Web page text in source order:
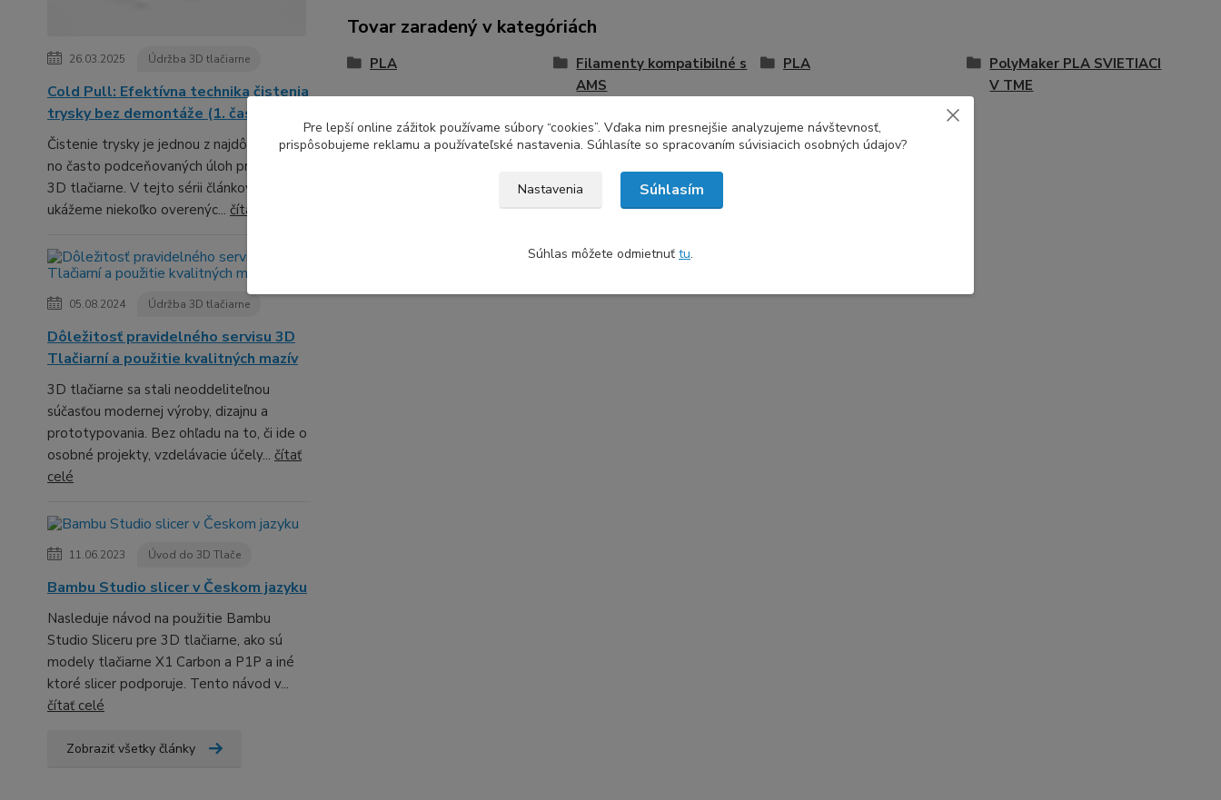
26.03.2025 Údržba 3D tlačiarne
Cold Pull: Efektívna technika čistenia
trysky bez demontáže (1. časť série)
Čistenie trysky je jednou z najdôležitejších,
no často podceňovaných úloh pri údržbe
3D tlačiarne. V tejto sérii článkov ti
ukážeme niekoľko overenýc... čítať celé
05.08.2024 Údržba 3D tlačiarne
Dôležitosť pravidelného servisu 3D
Tlačiarní a použitie kvalitných mazív
3D tlačiarne sa stali neoddeliteľnou
súčasťou modernej výroby, dizajnu a
prototypovania. Bez ohľadu na to, či ide o
osobné projekty, vzdelávacie účely... čítať
celé
11.06.2023 Úvod do 3D Tlače
Bambu Studio slicer v Českom jazyku
Nasleduje návod na použitie Bambu
Studio Sliceru pre 3D tlačiarne, ako sú
modely tlačiarne X1 Carbon a P1P a iné
ktoré slicer podporuje. Tento návod v...
čítať celé
Zobraziť všetky články
Tovar zaradený v kategóriách
PLA
Filamenty kompatibilné s
AMS
PLA
PolyMaker PLA SVIETIACI
V TME
Pre lepší online zážitok používame súbory “cookies”. Vďaka nim presnejšie analyzujeme návštevnosť,
prispôsobujeme reklamu a používateľské nastavenia. Súhlasíte so spracovaním súvisiacich osobných údajov?
Nastavenia Súhlasím
Súhlas môžete odmietnuť tu.